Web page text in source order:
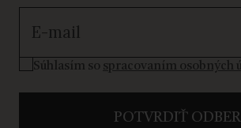
Súhlasím so spracovaním
Súhlasím so spracovaním osobných
POTVRDIŤ ODBER